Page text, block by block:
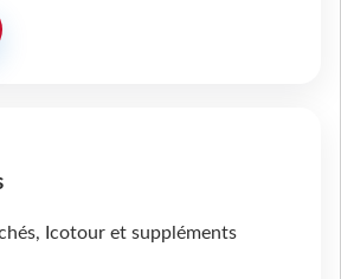
Icotour et suppléments